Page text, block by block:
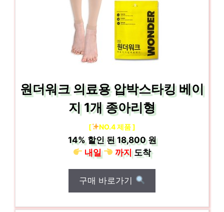
원더워크 의료용 압박스타킹 베이
지 1개 종아리형
[ NO.4 제품 ]
14%할인 된18,800 원
내일
까지도착
구매 바로가기